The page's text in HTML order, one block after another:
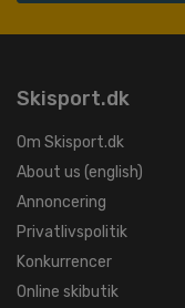
Skisport.dk
Om Skisport.dk
About us (english)
Annoncering
Privatlivspolitik
Konkurrencer
Online skibutik